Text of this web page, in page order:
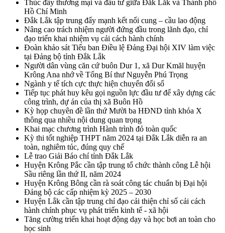
Thúc đẩy thương mại và đầu tư giữa Đắk Lắk và Thành phố
Hồ Chí Minh
Đắk Lắk tập trung đẩy mạnh kết nối cung – cầu lao động
Nâng cao trách nhiệm người đứng đầu trong lãnh đạo, chỉ
đạo triển khai nhiệm vụ cải cách hành chính
Đoàn khảo sát Tiểu ban Điều lệ Đảng Đại hội XIV làm việc
tại Đảng bộ tỉnh Đắk Lắk
Người dân vùng căn cứ buôn Dur 1, xã Dur Kmăl huyện
Krông Ana nhớ về Tổng Bí thư Nguyễn Phú Trọng
Ngành y tế tích cực thực hiện chuyển đổi số
Tiếp tục phát huy kêu gọi nguồn lực đầu tư để xây dựng các
công trình, dự án của thị xã Buôn Hồ
Kỳ họp chuyên đề lần thứ Mười ba HĐND tỉnh khóa X
thông qua nhiều nội dung quan trọng
Khai mạc chương trình Hành trình đỏ toàn quốc
Kỳ thi tốt nghiệp THPT năm 2024 tại Đắk Lắk diễn ra an
toàn, nghiêm túc, đúng quy chế
Lễ trao Giải Báo chí tỉnh Đắk Lắk
Huyện Krông Pắc cần tập trung tổ chức thành công Lễ hội
Sầu riêng lần thứ II, năm 2024
Huyện Krông Bông cần rà soát công tác chuẩn bị Đại hội
Đảng bộ các cấp nhiệm kỳ 2025 – 2030
Huyện Lắk cần tập trung chỉ đạo cải thiện chỉ số cải cách
hành chính phục vụ phát triển kinh tế - xã hội
Tăng cường triển khai hoạt động dạy và học bơi an toàn cho
học sinh